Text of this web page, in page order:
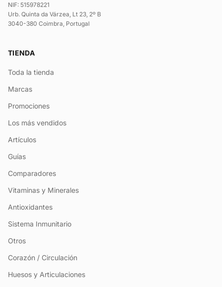
NIF: 515978221
Urb. Quinta da Várzea, Lt 23, 2º B
3040-380 Coimbra, Portugal
TIENDA
Toda la tienda
Marcas
Promociones
Los más vendidos
Artículos
Guías
Comparadores
Vitaminas y Minerales
Antioxidantes
Sistema Inmunitario
Otros
Corazón / Circulación
Huesos y Articulaciones